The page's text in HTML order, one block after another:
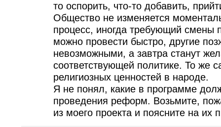
то оспорить, что-то добавить,
Общество не изменяется
процесс, иногда требующий
можно провести быстро, другие
невозможными, а завтра станут
соответствующей политике. То же
религиозных ценностей в народе.
Я не понял, какие в программе
проведения реформ. Возьмите,
из моего проекта и поясните на их